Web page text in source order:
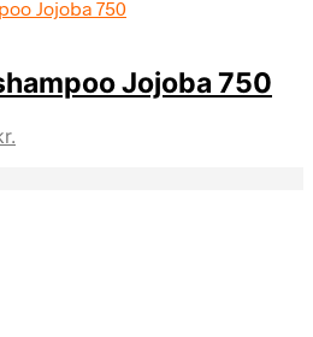
Jojoba 750